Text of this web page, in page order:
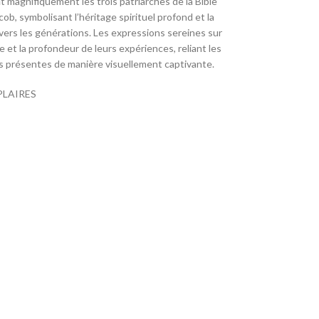
symbolisant l’héritage spirituel profond et la
les générations. Les expressions sereines sur
et la profondeur de leurs expériences, reliant les
présentes de manière visuellement captivante.